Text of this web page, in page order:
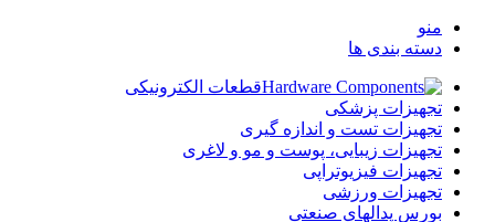
منو
دسته بندی ها
قطعات الکترونیکی
تجهیزات پزشکی
تجهیزات تست و اندازه گیری
تجهیزات زیبایی، پوست و مو و لاغری
تجهیزات فیزیوتراپی
تجهیزات ورزشی
بورس پدالهای صنعتی